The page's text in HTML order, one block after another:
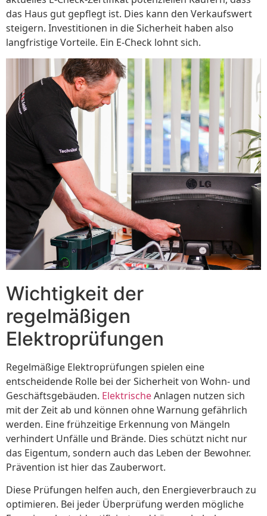
das Haus gut gepflegt ist. Dies kann den Verkaufswert
steigern. Investitionen in die Sicherheit haben also
langfristige Vorteile. Ein E-Check lohnt sich.
Wichtigkeit der
regelmäßigen
Elektroprüfungen
Regelmäßige Elektroprüfungen spielen eine
entscheidende Rolle bei der Sicherheit von Wohn- und
Geschäftsgebäuden. ElektrischeAnlagen nutzen sich
mit der Zeit ab und können ohne Warnung gefährlich
werden. Eine frühzeitige Erkennung von Mängeln
verhindert Unfälle und Brände. Dies schützt nicht nur
das Eigentum, sondern auch das Leben der Bewohner.
Prävention ist hier das Zauberwort.
Diese Prüfungen helfen auch, den Energieverbrauch zu
optimieren. Bei jeder Überprüfung werden mögliche